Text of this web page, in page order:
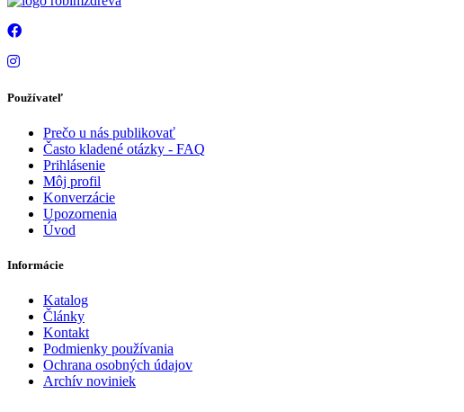
Používateľ
Prečo u nás publikovať
Často kladené otázky - FAQ
Prihlásenie
Môj profil
Konverzácie
Upozornenia
Úvod
Informácie
Katalog
Články
Kontakt
Podmienky používania
Ochrana osobných údajov
Archív noviniek